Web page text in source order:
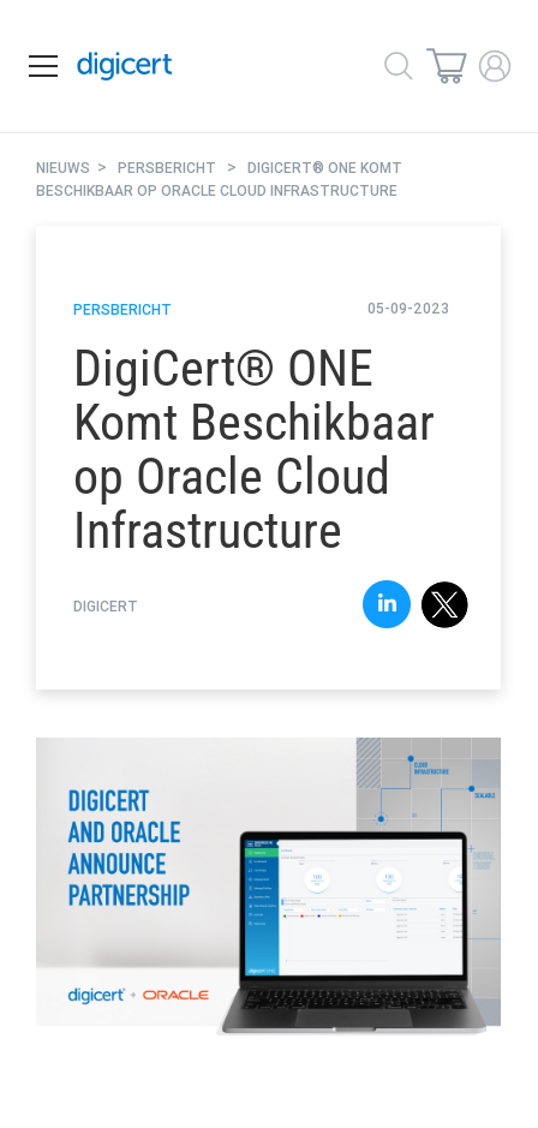
NIEUWS > PERSBERICHT > DIGICERT® ONE KOMT
BESCHIKBAAR OP ORACLE CLOUD INFRASTRUCTURE
PERSBERICHT 05-09-2023
DigiCert® ONE
Komt Beschikbaar
op Oracle Cloud
Infrastructure
DIGICERT